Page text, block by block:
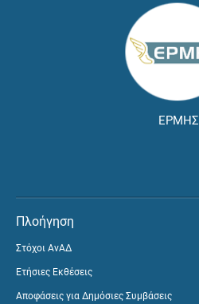
ΕΡΜΗΣ
Πλοήγηση
Στόχοι ΑνΑΔ
Ετήσιες Εκθέσεις
Αποφάσεις για Δημόσιες Συμβάσεις